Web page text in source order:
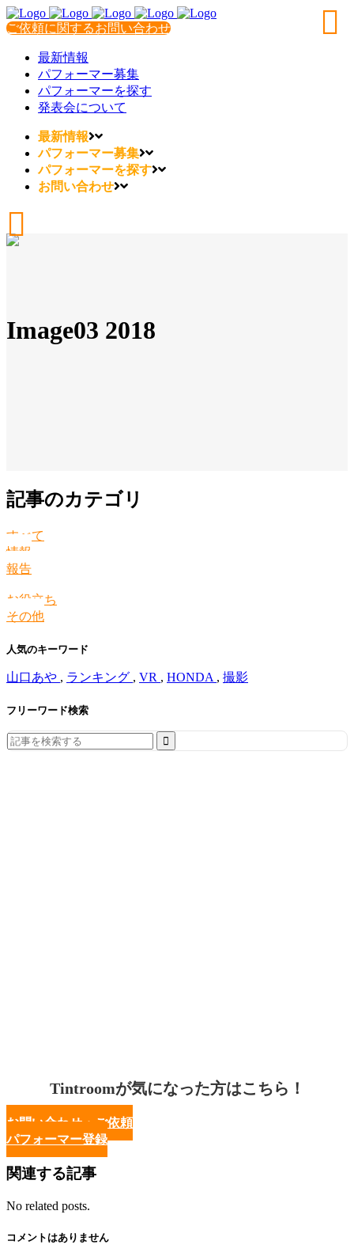
ご依頼に関するお問い合わせ
最新情報
パフォーマー募集
パフォーマーを探す
発表会について
最新情報
パフォーマー募集
パフォーマーを探す
お問い合わせ
Image03 2018
記事のカテゴリ
すべて
情報
報告
お役立ち
その他
人気のキーワード
山口あや , ランキング , VR , HONDA , 撮影
フリーワード検索
Search
for:
Tintroomが気になった方はこちら！
お問い合わせ・ご依頼
パフォーマー登録
関連する記事
No related posts.
コメントはありません